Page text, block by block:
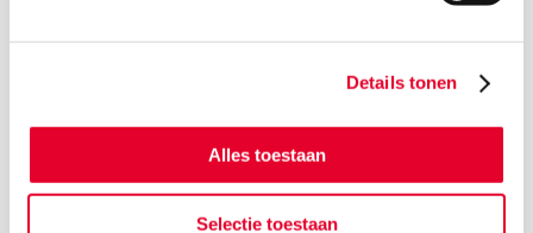
Details tonen
Alles toestaan
Selectie toestaan